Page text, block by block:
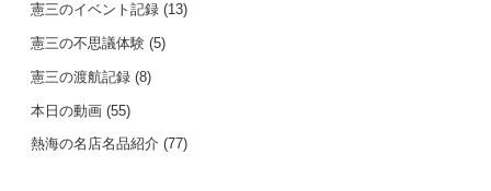
憲三のイベント記録 (13)
憲三の不思議体験 (5)
憲三の渡航記録 (8)
本日の動画 (55)
熱海の名店名品紹介 (77)